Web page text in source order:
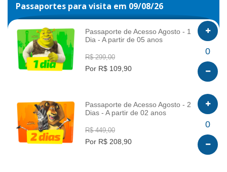
Passaportes para visita em 09/08/26
INFO
Passaporte de Acesso Agosto - 1
Dia - A partir de 05 anos
R$ 299,00
Por R$ 109,90
0
INFO
Passaporte de Acesso Agosto - 2
Dias - A partir de 02 anos
R$ 449,00
Por R$ 208,90
0